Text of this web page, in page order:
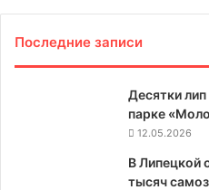
Последние записи
Десятки
парке
12.05.2026
В Липецкой
тысяч